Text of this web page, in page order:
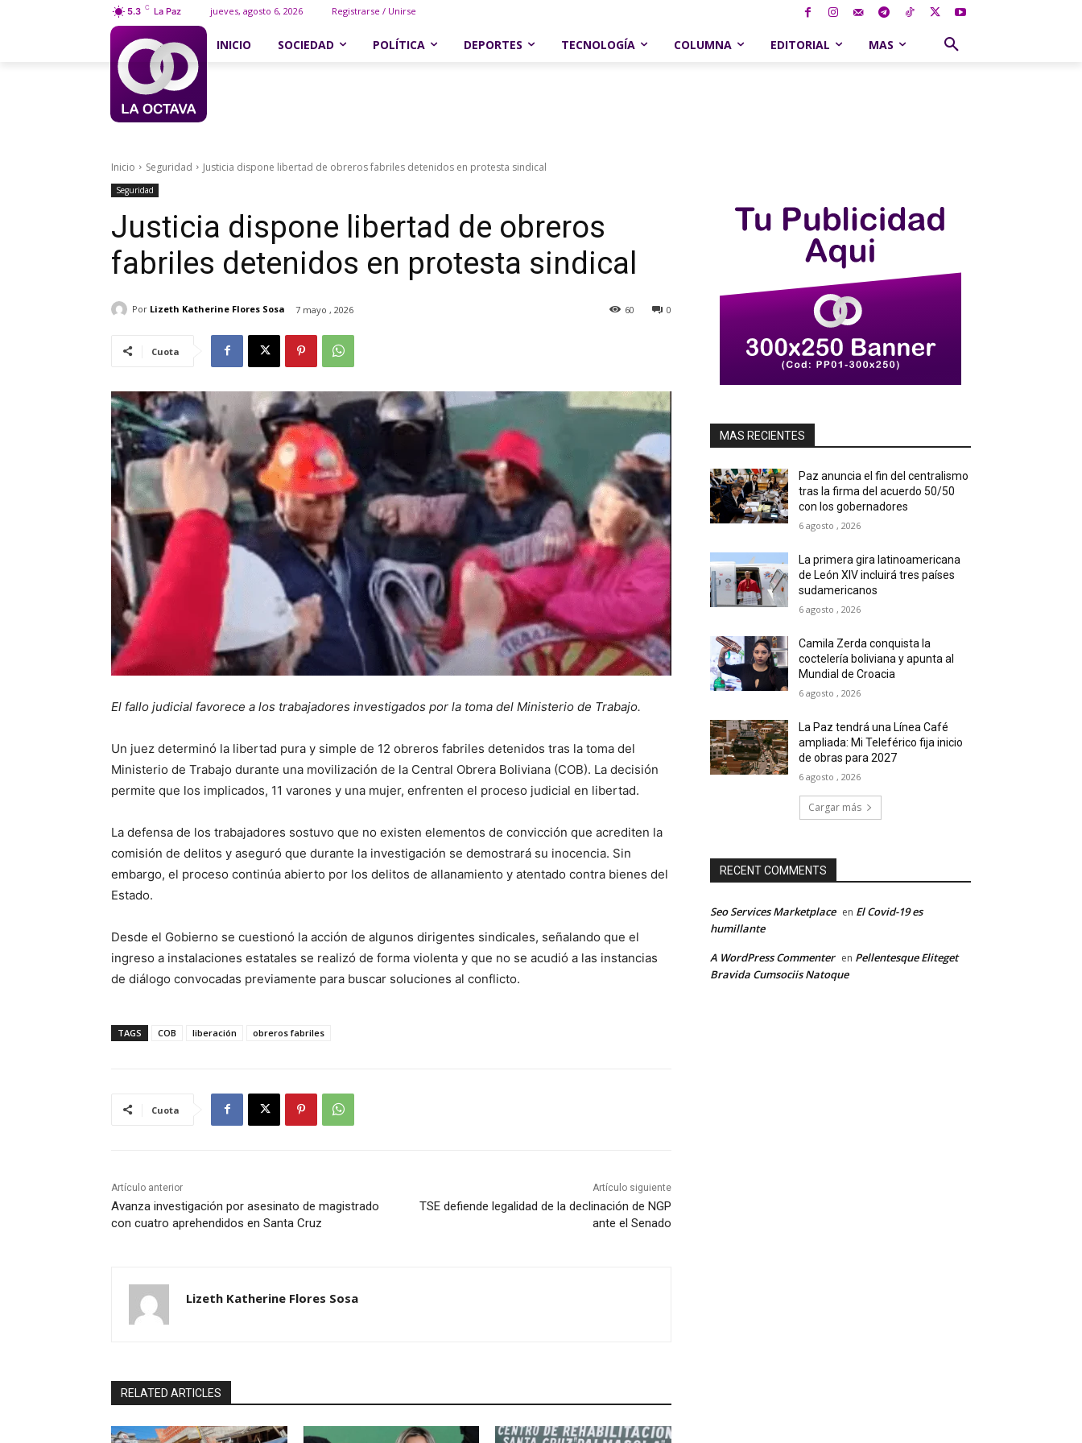
5.3 C La Paz jueves, agosto 6, 2026 Registrarse / Unirse
INICIO SOCIEDAD POLÍTICA DEPORTES TECNOLOGÍA COLUMNA EDITORIAL MAS
Inicio Seguridad Justicia dispone libertad de obreros fabriles detenidos en protesta sindical
Seguridad
Justicia dispone libertad de obreros
fabriles detenidos en protesta sindical
Por Lizeth Katherine Flores Sosa 7 mayo , 2026 0
60
Cuota
El fallo judicial favorece a los trabajadores investigados por la toma del Ministerio de Trabajo.
Un juez determinó la libertad pura y simple de 12 obreros fabriles detenidos tras la toma del
Ministerio de Trabajo durante una movilización de la Central Obrera Boliviana (COB). La decisión
permite que los implicados, 11 varones y una mujer, enfrenten el proceso judicial en libertad.
La defensa de los trabajadores sostuvo que no existen elementos de convicción que acrediten la
comisión de delitos y aseguró que durante la investigación se demostrará su inocencia. Sin
embargo, el proceso continúa abierto por los delitos de allanamiento y atentado contra bienes del
Estado.
Desde el Gobierno se cuestionó la acción de algunos dirigentes sindicales, señalando que el
ingreso a instalaciones estatales se realizó de forma violenta y que no se acudió a las instancias
de diálogo convocadas previamente para buscar soluciones al conflicto.
TAGS COB liberación obreros fabriles
Cuota
Artículo anterior
Avanza investigación por asesinato de magistrado
con cuatro aprehendidos en Santa Cruz
Artículo siguiente
TSE defiende legalidad de la declinación de NGP
ante el Senado
Lizeth Katherine Flores Sosa
RELATED ARTICLES
MAS RECIENTES
Paz anuncia el fin del centralismo
tras la firma del acuerdo 50/50
con los gobernadores
6 agosto , 2026
La primera gira latinoamericana
de León XIV incluirá tres países
sudamericanos
6 agosto , 2026
Camila Zerda conquista la
coctelería boliviana y apunta al
Mundial de Croacia
6 agosto , 2026
La Paz tendrá una Línea Café
ampliada: Mi Teleférico fija inicio
de obras para 2027
6 agosto , 2026
Cargar más
RECENT COMMENTS
Seo Services Marketplace en El Covid-19 es
humillante
A WordPress Commenter en Pellentesque Eliteget
Bravida Cumsociis Natoque